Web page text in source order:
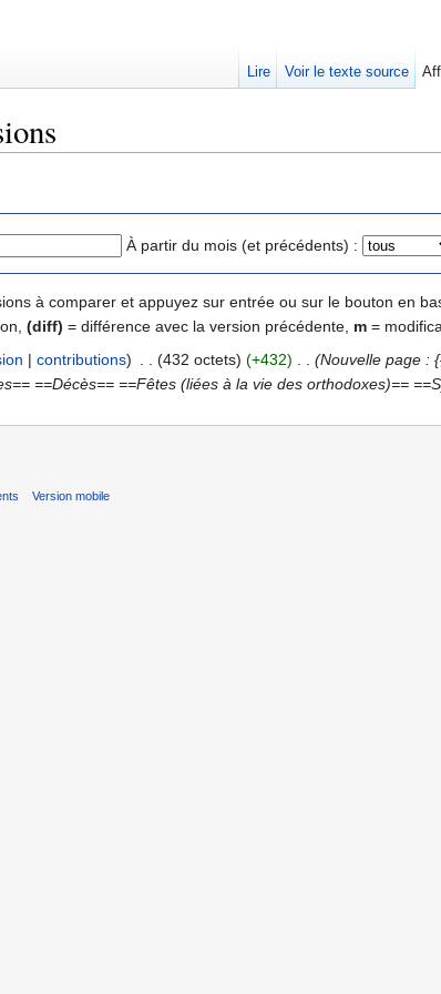
À partir du mois (et précédents) :
à comparer et appuyez sur entrée ou sur le bouton en
(diff) = différence avec la version précédente, m =
| contributions) (432 octets) (+432)
(Nouvelle page :
==Décès== ==Fêtes (liées à la vie des orthodoxes)==
Lire Voir le texte source
Version mobile